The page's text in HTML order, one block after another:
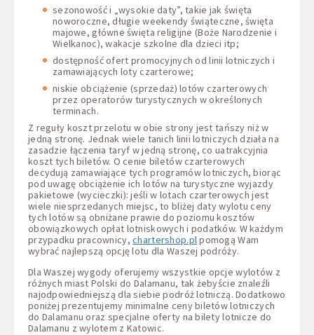
sezonowość i „wysokie daty”, takie jak święta
noworoczne, długie weekendy świąteczne, święta
majowe, główne święta religijne (Boże Narodzenie i
Wielkanoc), wakacje szkolne dla dzieci itp;
dostępność ofert promocyjnych od linii lotniczych i
zamawiających loty czarterowe;
niskie obciążenie (sprzedaż) lotów czarterowych
przez operatorów turystycznych w określonych
terminach.
Z reguły koszt przelotu w obie strony jest tańszy niż w
jedną stronę. Jednak wiele tanich linii lotniczych działa na
zasadzie łączenia taryf w jedną stronę, co uatrakcyjnia
koszt tych biletów. O cenie biletów czarterowych
decydują zamawiające tych programów lotniczych, biorąc
pod uwagę obciążenie ich lotów na turystyczne wyjazdy
pakietowe (wycieczki): jeśli w lotach czarterowych jest
wiele niesprzedanych miejsc, to bliżej daty wylotu ceny
tych lotów są obniżane prawie do poziomu kosztów
obowiązkowych opłat lotniskowych i podatków. W każdym
przypadku pracownicy,chartershop.pl pomogą Wam
wybrać najlepszą opcję lotu dla Waszej podróży.
Dla Waszej wygody oferujemy wszystkie opcje wylotów z
różnych miast Polski do Dalamanu, tak żebyście znaleźli
najodpowiedniejszą dla siebie podróż lotniczą. Dodatkowo
poniżej prezentujemy minimalne ceny biletów lotniczych
do Dalamanu oraz specjalne oferty na bilety lotnicze do
Dalamanu z wylotem z Katowic.